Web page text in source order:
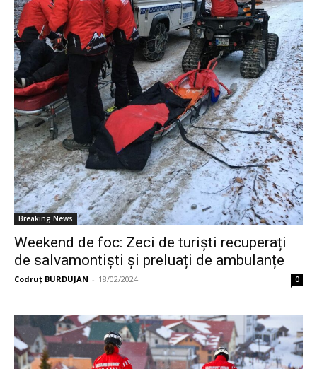
Breaking News
Weekend de foc: Zeci de turiști recuperați
de salvamontiști și preluați de ambulanțe
Codruț BURDUJAN - 18/02/2024 0